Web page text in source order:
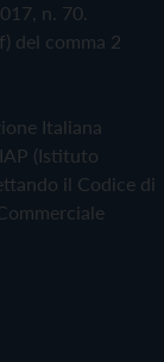
n. 70.
del comma 2
Italiana
(Istituto
il Codice di